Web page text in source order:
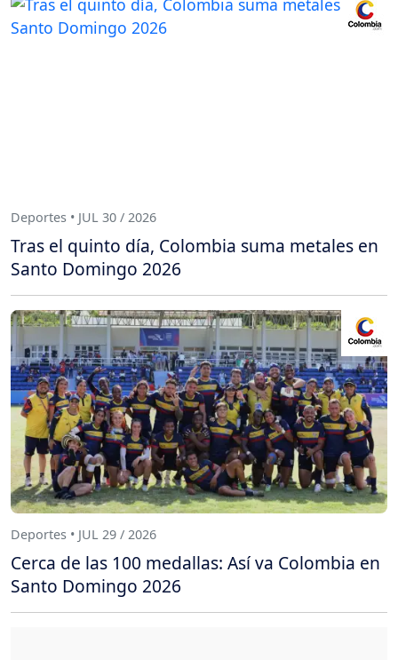
Deportes • JUL 30 / 2026
Tras el quinto día, Colombia suma metales en
Santo Domingo 2026
Deportes • JUL 29 / 2026
Cerca de las 100 medallas: Así va Colombia en
Santo Domingo 2026